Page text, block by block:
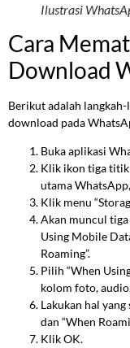
Ilustrasi
Cara
Download
Berikut adalah
download pada
Buka aplikasi
Klik ikon tiga titik
utama
Klik menu
Akan muncul
Using Mobile
Roaming”.
Pilih “When
kolom foto,
Lakukan hal
dan “When
Klik OK.